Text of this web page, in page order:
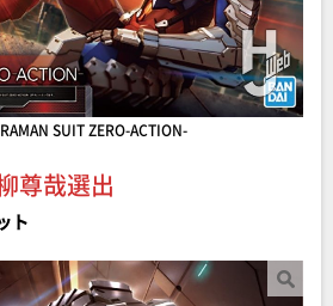
SUIT ZERO-ACTION-
尊哉選出
ト